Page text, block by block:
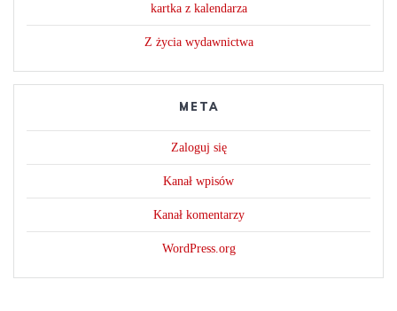
kartka z kalendarza
Z życia wydawnictwa
META
Zaloguj się
Kanał wpisów
Kanał komentarzy
WordPress.org